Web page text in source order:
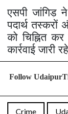
एसपी जांगिड़
पदार्थ तस्करों
को चिह्नित
कार्रवाई जारी
Follow
Crime